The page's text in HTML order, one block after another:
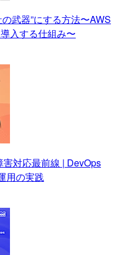
武器”にする方法〜AWS
入する仕組み〜
害対応最前線 | DevOps
用の実践